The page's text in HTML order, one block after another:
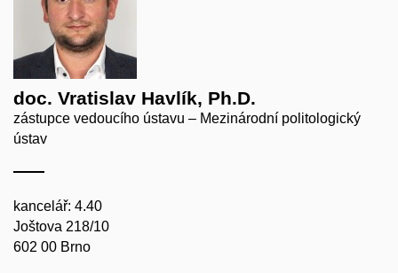
doc. Vratislav Havlík, Ph.D.
zástupce vedoucího ústavu – Mezinárodní politologický
ústav
kancelář: 4.40
Joštova 218/10
602 00 Brno